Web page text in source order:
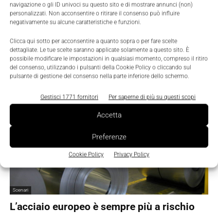
navigazione o gli ID univoci su questo sito e di mostrare annunci (non)
personalizzati. Non acconsentire o ritirare il consenso può influire
negativamente su alcune caratteristiche e funzioni.
Clicca qui sotto per acconsentire a quanto sopra o per fare scelte
dettagliate. Le tue scelte saranno applicate solamente a questo sito. È
possibile modificare le impostazioni in qualsiasi momento, compreso il ritiro
del consenso, utilizzando i pulsanti della Cookie Policy o cliccando sul
pulsante di gestione del consenso nella parte inferiore dello schermo.
Gestisci 1771 fornitori Per saperne di più su questi scopi
Accetta
Preferenze
Cookie Policy Privacy Policy
acciaio
Massimiliano Cassinelli - 7 Settembre 2016
Scenari
L’acciaio europeo è sempre più a rischio